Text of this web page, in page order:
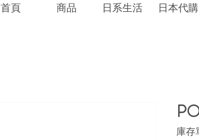
首頁 商品 日系生活 日本代購
庫存